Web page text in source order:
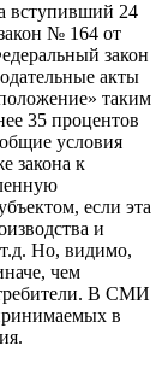
вступивший 24
№ 164 от
закон
акты
таким
35 процентов
условия
закона к
если эта
и
Но, видимо,
чем
В СМИ
в